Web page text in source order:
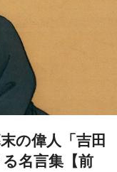
の偉人「吉田
名言集【前